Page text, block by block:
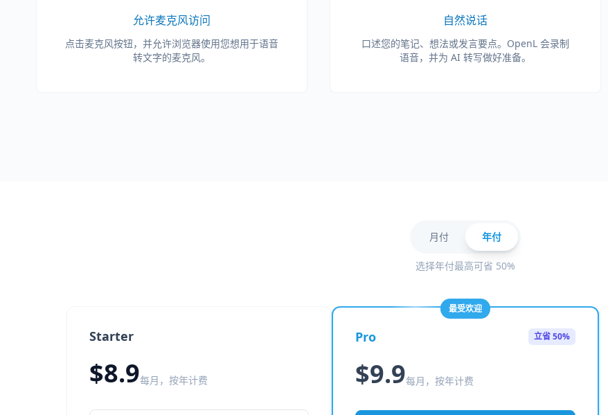
允许麦克风访问
点击麦克风按钮，并允许浏览器使用您想用于语音
转文字的麦克风。
自然说话
口述您的笔记、想法或发言要点。OpenL 会录制
语音，并为 AI 转写做好准备。
月付 年付
选择年付最高可省 50%
Starter
$8.9每月，按年计费
最受欢迎
Pro 立省 50%
$9.9每月，按年计费